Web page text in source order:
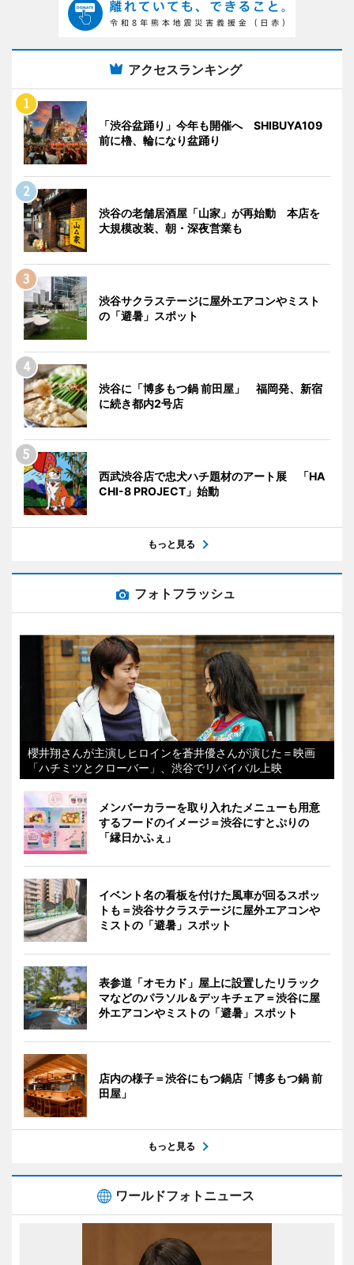
アクセスランキング
「渋谷盆踊り」今年も開催へ SHIBUYA109
前に櫓、輪になり盆踊り
渋谷の老舗居酒屋「山家」が再始動 本店を
大規模改装、朝・深夜営業も
渋谷サクラステージに屋外エアコンやミスト
の「避暑」スポット
渋谷に「博多もつ鍋 前田屋」 福岡発、新宿
に続き都内2号店
西武渋谷店で忠犬ハチ題材のアート展 「HA
CHI-8 PROJECT」始動
もっと見る
フォトフラッシュ
櫻井翔さんが主演しヒロインを蒼井優さんが演じた＝映画
「ハチミツとクローバー」、渋谷でリバイバル上映
メンバーカラーを取り入れたメニューも用意
するフードのイメージ＝渋谷にすとぷりの
「縁日かふぇ」
イベント名の看板を付けた風車が回るスポッ
トも＝渋谷サクラステージに屋外エアコンや
ミストの「避暑」スポット
表参道「オモカド」屋上に設置したリラック
マなどのパラソル＆デッキチェア＝渋谷に屋
外エアコンやミストの「避暑」スポット
店内の様子＝渋谷にもつ鍋店「博多もつ鍋 前
田屋」
もっと見る
ワールドフォトニュース